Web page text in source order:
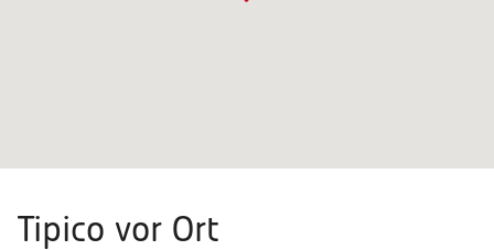
Tipico vor Ort